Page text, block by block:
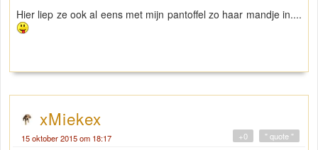
Hier liep ze ook al eens met mijn pantoffel zo haar mandje in....
xMiekex
15 oktober 2015 om 18:17 " quote "
+0